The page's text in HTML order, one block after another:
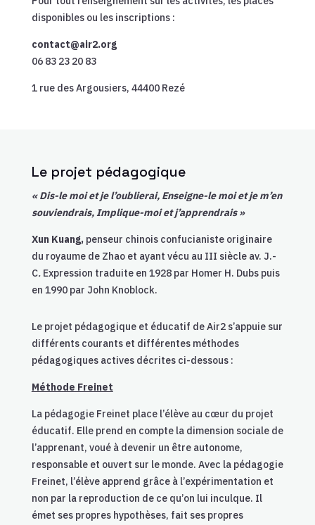
disponibles ou les inscriptions :
contact@air2.org
06 83 23 20 83
1 rue des Argousiers, 44400 Rezé
Le projet pédagogique
« Dis-le moi et je l’oublierai, Enseigne-le moi et je m’en
souviendrais, Implique-moi et j’apprendrais »
Xun Kuang, penseur chinois confucianiste originaire
du royaume de Zhao et ayant vécu au III siècle av. J.-
C.Expression traduite en 1928 par Homer H. Dubs puis
en 1990 par John Knoblock.
Le projet pédagogique et éducatif de Air2 s’appuie sur
différents courants et différentes méthodes
pédagogiques actives décrites ci-dessous :
Méthode Freinet
La pédagogie Freinet place l’élève au cœur du projet
éducatif. Elle prend en compte la dimension sociale de
l’apprenant, voué à devenir un être autonome,
responsable et ouvert sur le monde. Avec la pédagogie
Freinet, l’élève apprend grâce à l’expérimentation et
non par la reproduction de ce qu’on lui inculque. Il
émet ses propres hypothèses, fait ses propres